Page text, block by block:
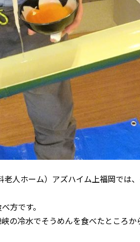
人ホーム）アズハイム上福岡では
方です。
の冷水でそうめんを食べたところか